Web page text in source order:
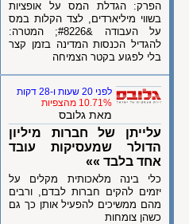
הפרק: הגדלת המס על אופציות
בשווי מיליארדים, לצד הקלות במס
על העבודה &#8226; המטרה:
להגדיל הכנסות המדינה בזמן קצר
בלי לפגוע בקטר הצמיחה
לפני 20 שעות ו-28 דקות
10.71% מהצפיות
מאת גלובס
עלייתן של חברות מיליון
הדולר שמעסיקות עובד
אחד בלבד »»
כלי בינה מלאכותית מקלים על
יזמים להקים חברות לבדם, ורבים
מהם ממשיכים להפעיל אותן כך גם
כשהן צומחות